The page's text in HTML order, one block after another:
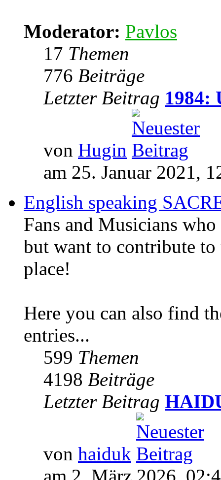
Moderator: Pavlos
17 Themen
776 Beiträge
Letzter Beitrag 1984:
von Hugin
am 25. Januar 2021,
English speaking
Fans and Musicians
but want to contribute to
place!
Here you can also find
entries...
599 Themen
4198 Beiträge
Letzter Beitrag
von haiduk
am 2. März 2026,